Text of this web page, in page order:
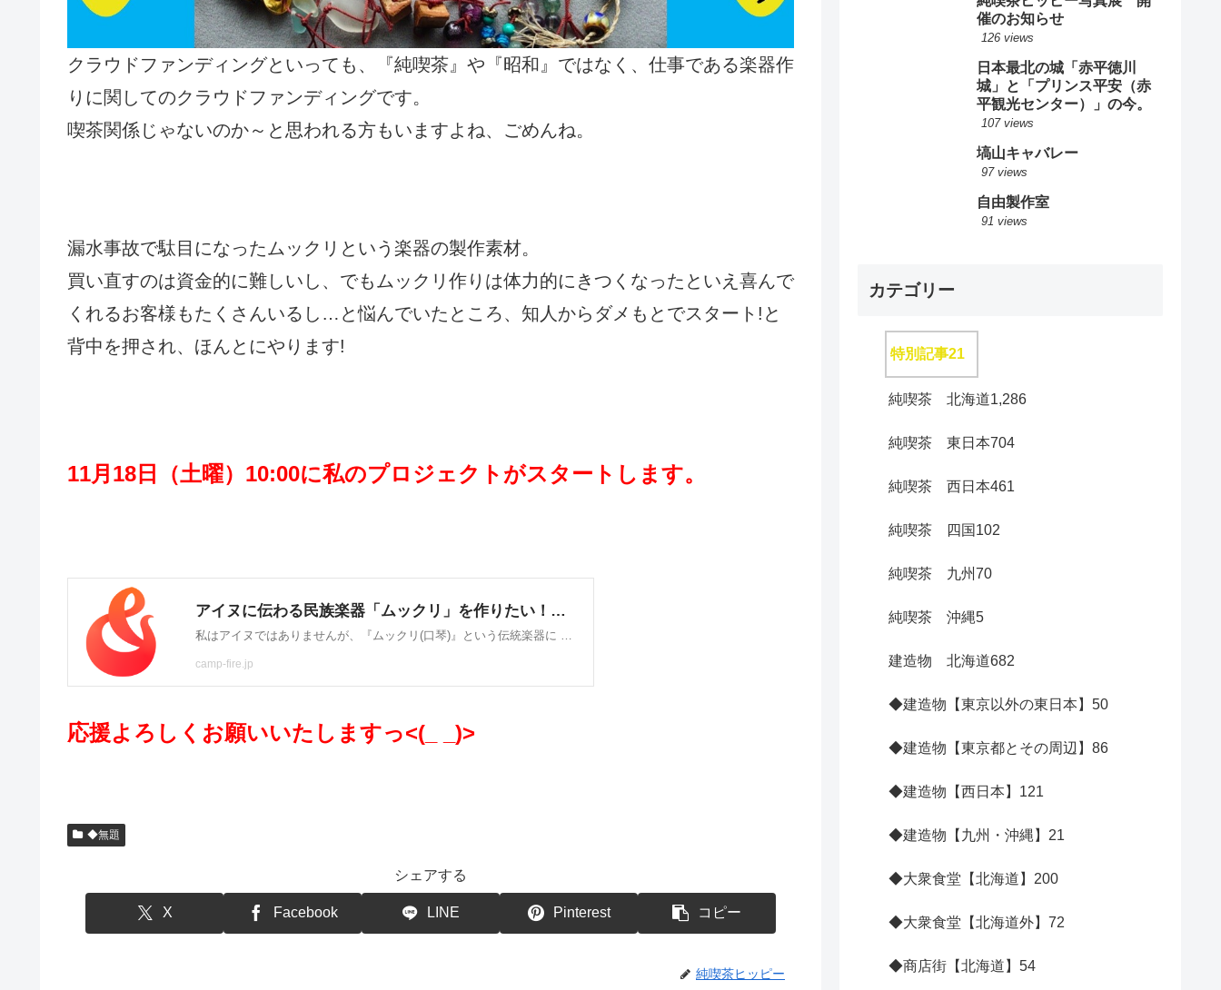
クラウドファンディングといっても、『純喫茶』や『昭和』ではなく、仕事である楽器作
りに関してのクラウドファンディングです。
喫茶関係じゃないのか～と思われる方もいますよね、ごめんね。
漏水事故で駄目になったムックリという楽器の製作素材。
買い直すのは資金的に難しいし、でもムックリ作りは体力的にきつくなったといえ喜んで
くれるお客様もたくさんいるし…と悩んでいたところ、知人からダメもとでスタート!と
背中を押され、ほんとにやります!
11月18日（土曜）10:00に私のプロジェクトがスタートします。
応援よろしくお願いいたしますっ<(_ _)>
◆無題
シェアする
X Facebook LINE Pinterest コピー
純喫茶ヒッピー
催のお知らせ
126 views
日本最北の城「赤平徳川
城」と「プリンス平安（赤
平観光センター）」の今。
107 views
塙山キャバレー
97 views
自由製作室
91 views
カテゴリー
特別記事21
純喫茶 北海道1,286
純喫茶 東日本704
純喫茶 西日本461
純喫茶 四国 102
純喫茶 九州70
純喫茶 沖縄5
建造物 北海道682
◆建造物【東京以外の東日本】 50
◆建造物【東京都とその周辺】 86
◆建造物【西日本】 121
◆建造物【九州・沖縄】 21
◆大衆食堂【北海道】 200
◆大衆食堂【北海道外】 72
◆商店街【北海道】 54